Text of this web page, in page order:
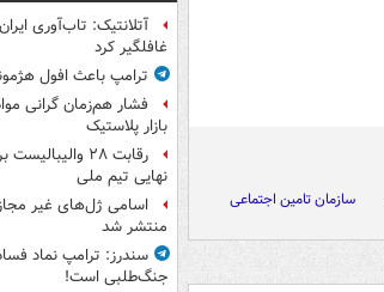
سازمان تامین اجتماعی
آتلانتیک: تاب‌آوری
غافلگیر کرد
ترامپ باعث افول
فشار هم‌زمان گرانی
بازار پلاستیک
رقابت ۲۸
نهایی تیم ملی
اسامی ژل‌های غیر
منتشر شد
سندرز: ترامپ نماد
جنگ‌طلبی است!